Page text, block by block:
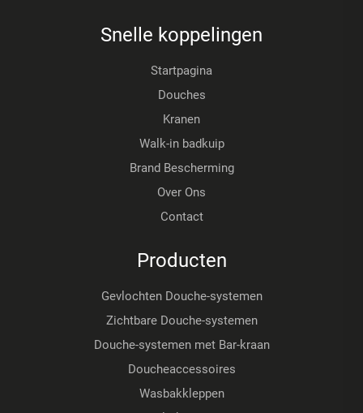
Snelle koppelingen
Startpagina
Douches
Kranen
Walk-in badkuip
Brand Bescherming
Over Ons
Contact
Producten
Gevlochten Douche-systemen
Zichtbare Douche-systemen
Douche-systemen met Bar-kraan
Doucheaccessoires
Wasbakkleppen